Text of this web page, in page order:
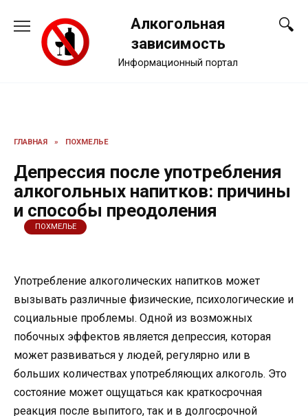
содержанию
Алкогольная
зависимость
Информационный портал
ГЛАВНАЯ » ПОХМЕЛЬЕ
Депрессия после употребления
алкогольных напитков: причины
и способы преодоления
ПОХМЕЛЬЕ
Употребление алкоголических напитков может
вызывать различные физические, психологические и
социальные проблемы. Одной из возможных
побочных эффектов является депрессия, которая
может развиваться у людей, регулярно или в
больших количествах употребляющих алкоголь. Это
состояние может ощущаться как краткосрочная
реакция после выпитого, так и в долгосрочной